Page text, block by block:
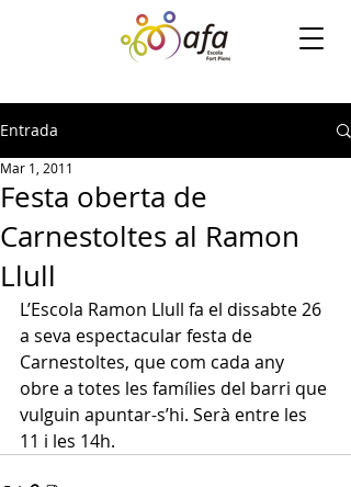
Entrada
Festa oberta de
Carnestoltes al Ramon
Llull
Mar 1, 2011
L’Escola Ramon Llull fa el dissabte 26
a seva espectacular festa de
Carnestoltes, que com cada any
obre a totes les famílies del barri que
vulguin apuntar-s’hi. Serà entre les
11 i les 14h.